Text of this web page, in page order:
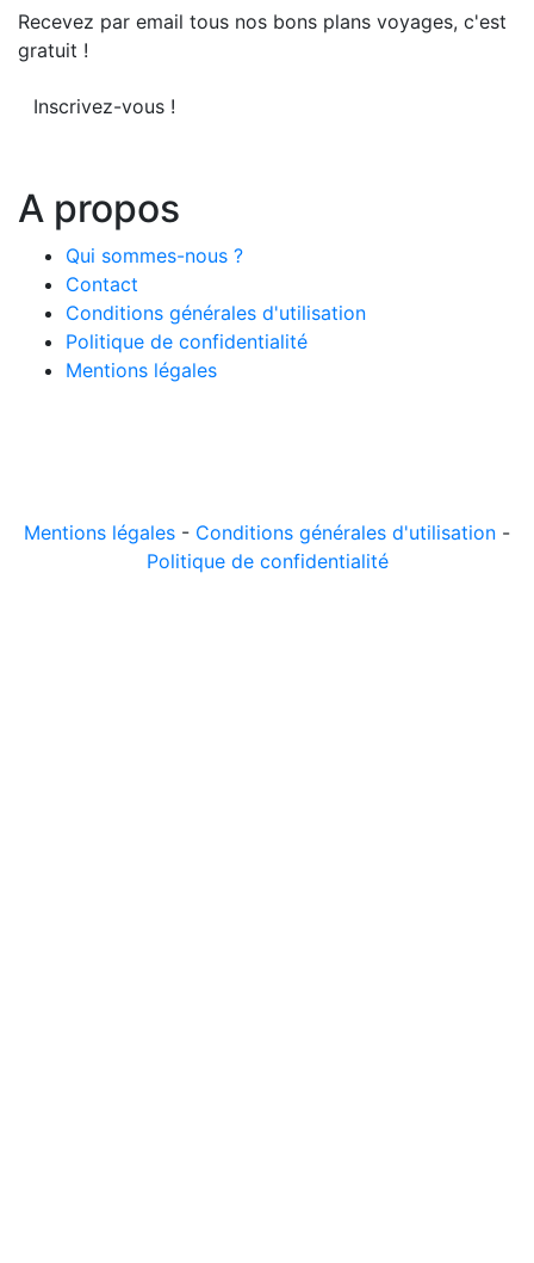
Recevez par email tous nos bons plans voyages, c'est
gratuit !
Inscrivez-vous !
A propos
Qui sommes-nous ?
Contact
Conditions générales d'utilisation
Politique de confidentialité
Mentions légales
Mentions légales - Conditions générales d'utilisation -
Politique de confidentialité